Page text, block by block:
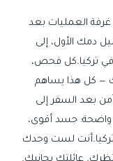
غرفة العمليات بعد
دمك الأول، إلى
في تركيا.كل فحص،
— كل هذا يساهم
بعد السفر إلى
واضحة: جسد أقوى،
تركيا.أنت لست وحدك